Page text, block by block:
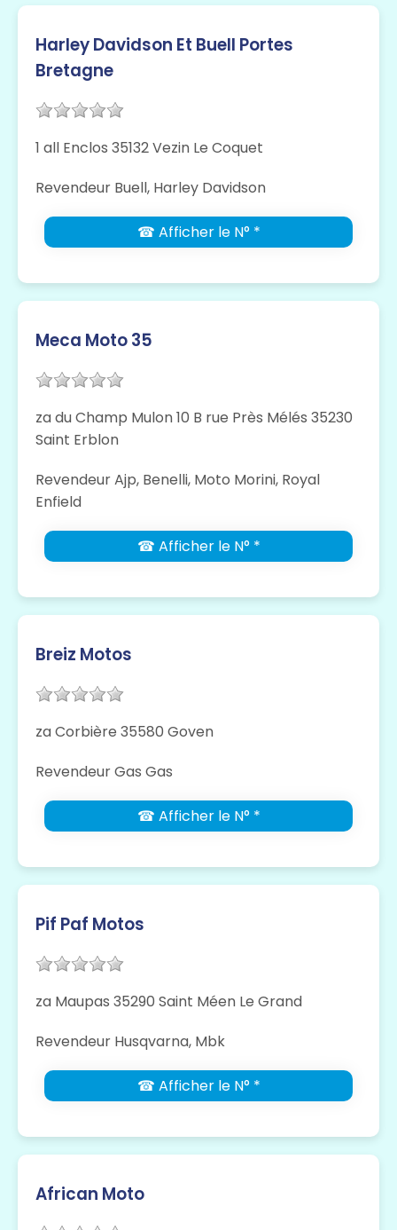
Harley Davidson Et Buell Portes
Bretagne
1 all Enclos 35132 Vezin Le Coquet
Revendeur Buell, Harley Davidson
☎ Afficher le N° *
Meca Moto 35
za du Champ Mulon 10 B rue Près Mélés 35230
Saint Erblon
Revendeur Ajp, Benelli, Moto Morini, Royal
Enfield
☎ Afficher le N° *
Breiz Motos
za Corbière 35580 Goven
Revendeur Gas Gas
☎ Afficher le N° *
Pif Paf Motos
za Maupas 35290 Saint Méen Le Grand
Revendeur Husqvarna, Mbk
☎ Afficher le N° *
African Moto